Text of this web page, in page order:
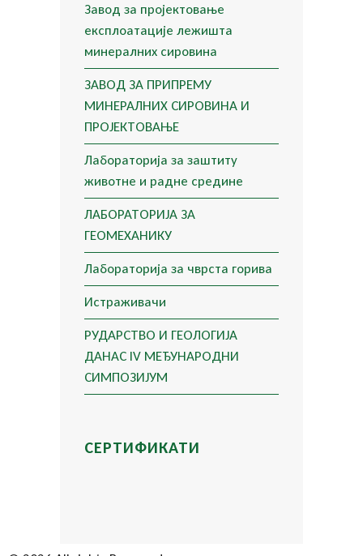
Завод за пројектовање
експлоатације лежишта
минералних сировина
ЗАВОД ЗА ПРИПРЕМУ
МИНЕРАЛНИХ СИРОВИНА И
ПРОЈЕКТОВАЊЕ
Лабораторија за заштиту
животне и радне средине
ЛАБОРАТОРИЈА ЗА
ГЕОМЕХАНИКУ
Лабораторија за чврста горива
Истраживачи
РУДАРСТВО И ГЕОЛОГИЈА
ДАНАС IV МЕЂУНАРОДНИ
СИМПОЗИЈУМ
СЕРТИФИКАТИ